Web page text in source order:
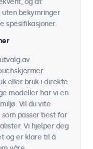
og at
bekymringer
spesifikasjoner.
av
eller bruk i direkte
modeller har vi en
Vil du vite
passer best for
Vi hjelper deg
og er klare til å